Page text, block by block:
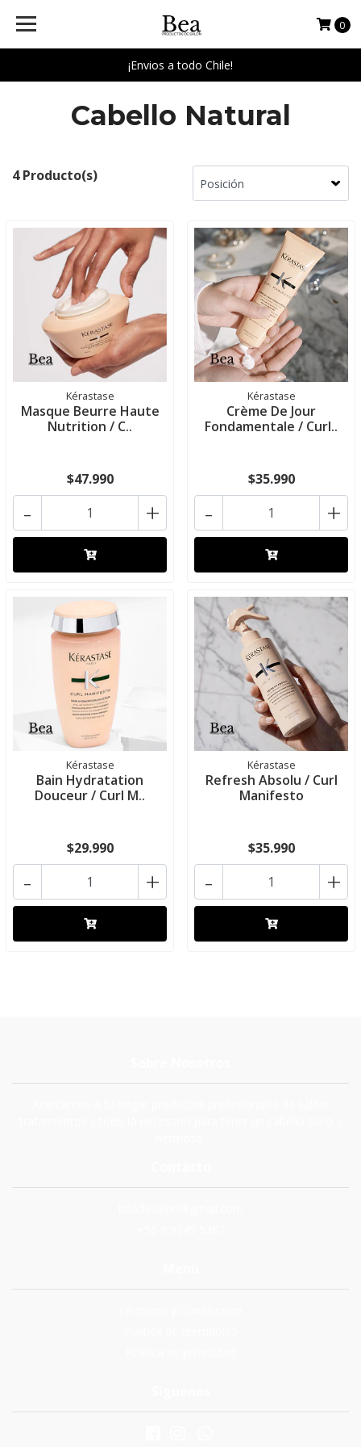
¡Envios a todo Chile!
0
Cabello Natural
4 Producto(s)
Kérastase
Masque Beurre Haute
Nutrition / C..
$47.990
+
-
Kérastase
Crème De Jour
Fondamentale / Curl..
$35.990
+
-
Kérastase
Bain Hydratation
Douceur / Curl M..
$29.990
+
-
Kérastase
Refresh Absolu / Curl
Manifesto
$35.990
+
-